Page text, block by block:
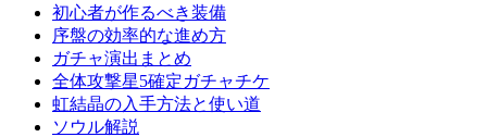
初心者が作るべき装備
序盤の効率的な進め方
ガチャ演出まとめ
全体攻撃星5確定ガチャチケ
虹結晶の入手方法と使い道
ソウル解説